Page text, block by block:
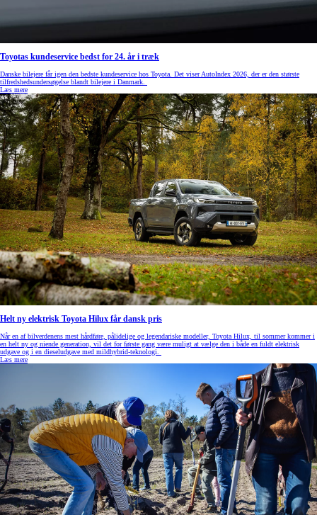
Toyotas kundeservice bedst for 24. år i træk
Danske bilejere får igen den bedste kundeservice hos Toyota. Det viser AutoIndex 2026, der er den største
tilfredshedsundersøgelse blandt bilejere i Danmark.
Læs mere
Helt ny elektrisk Toyota Hilux får dansk pris
Når en af bilverdenens mest hårdføre, pålidelige og legendariske modeller, Toyota Hilux, til sommer kommer i
en helt ny og niende generation, vil det for første gang være muligt at vælge den i både en fuldt elektrisk
udgave og i en dieseludgave med mildhybrid-teknologi.
Læs mere